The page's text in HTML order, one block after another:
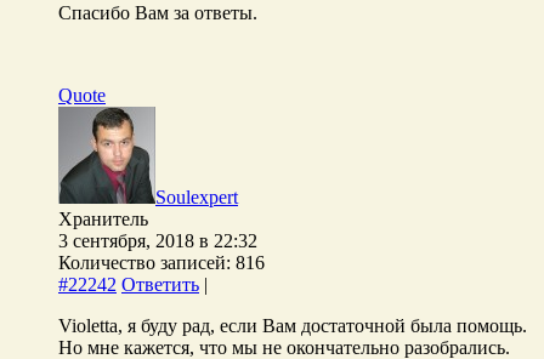
Спасибо Вам за ответы.
Quote
Soulexpert
Хранитель
3 сентября, 2018 в 22:32
Количество записей: 816
#22242 Ответить |
Violetta, я буду рад, если Вам достаточной была помощь.
Но мне кажется, что мы не окончательно разобрались.